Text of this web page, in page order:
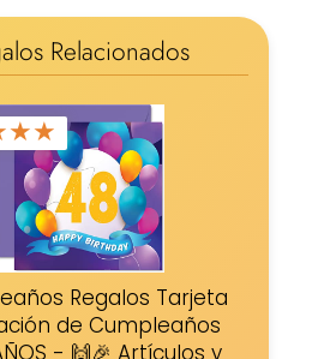
Relacionados
★★
Regalos Tarjeta
de Cumpleaños
- 🙌🎉 Artículos y